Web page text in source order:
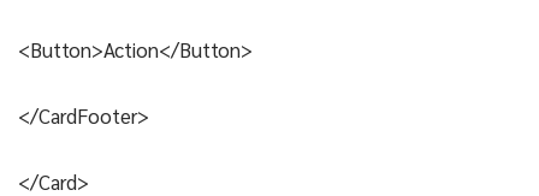
<Button>Action</Button>
</CardFooter>
</Card>